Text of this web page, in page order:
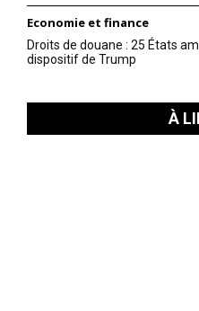
Economie et finance
Droits de douane : 25 États
dispositif de Trump
À